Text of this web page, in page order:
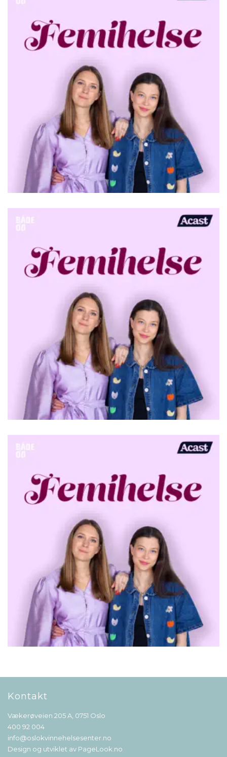
Kontakt
Vækerøveien 205 A, 0751 Oslo
400 92 004
info@oslokvinnehelsesenter.no
Design og utviklet av PageLook.no